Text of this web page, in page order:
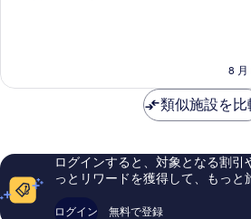
る
示も
コ
423
件
8 月
類似施設を比
ログインすると、対象となる割引
っとリワードを獲得して、もっと
ログイン 無料で登録